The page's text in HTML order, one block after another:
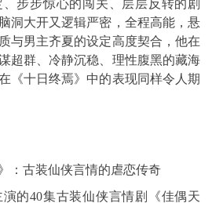
步步惊心的闯关、层层反转的剧
洞大开又逻辑严密，全程高能，悬
与男主齐夏的设定高度契合，他在
超群、冷静沉稳、理性腹黑的藏海
《十日终焉》中的表现同样令人期
：古装仙侠言情的虐恋传奇
的40集古装仙侠言情剧《佳偶天